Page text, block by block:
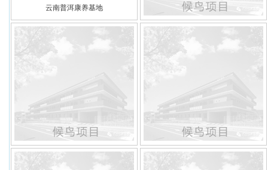
云南普洱康养基地